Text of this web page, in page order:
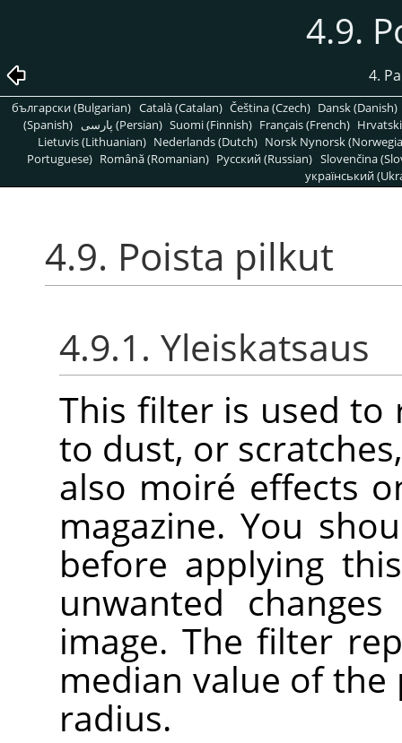
4.9.
4.
български (Bulgarian) Català (Catalan) Čeština (Czech) Dansk (Danish)
(Spanish)
پارسی (Persian) Suomi (Finnish) Français (French)
Lietuvis (Lithuanian) Nederlands (Dutch) Norsk Nynorsk
Portuguese) Română (Romanian) Pусский (Russian) Slovenčina
український
4.9. Poista pilkut
4.9.1. Yleiskatsaus
This filter is used to
to dust, or
also moiré effects
magazine. You
before applying
unwanted
image. The filter
median value of
radius.